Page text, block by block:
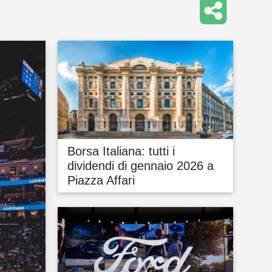
Borsa Italiana: tutti i
dividendi di gennaio 2026 a
Piazza Affari